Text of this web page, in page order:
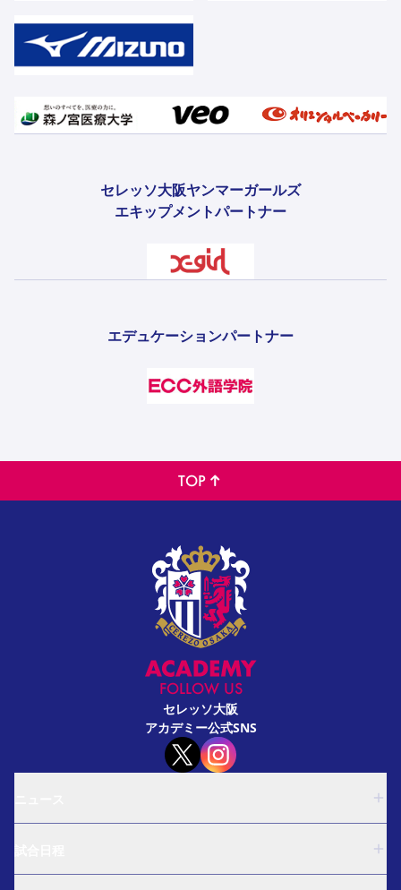
セレッソ大阪ヤンマーガールズ
エキップメントパートナー
エデュケーションパートナー
TOP
FOLLOW US
セレッソ大阪
アカデミー公式SNS